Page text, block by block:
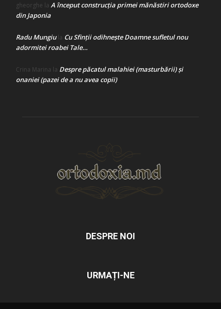
gheorghe la A început construcţia primei mănăstiri ortodoxe
din Japonia
Radu Mungiula Cu Sfinții odihnește Doamne sufletul nou
adormitei roabei Tale…
Crina Marina la Despre păcatul malahiei (masturbării) şi
onaniei (pazei de a nu avea copii)
DESPRE NOI
URMAȚI-NE